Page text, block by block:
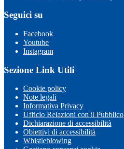
Seguici su
Facebook
Youtube
Instagram
Sezione Link Utili
Cookie policy
Note legali
Informativa Privacy
Ufficio Relazioni con il Pubblico
Dichiarazione di accessibilità
Obiettivi di accessibilità
Whistleblowing